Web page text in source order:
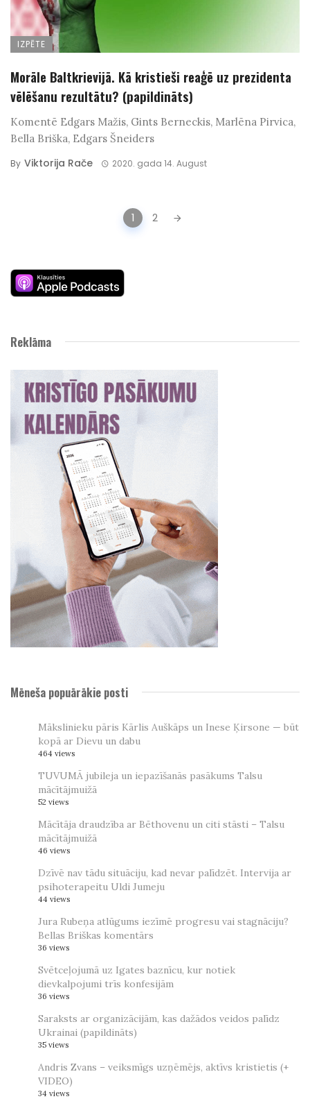
IZPĒTE
Morāle Baltkrievijā. Kā kristieši reaģē uz prezidenta
vēlēšanu rezultātu? (papildināts)
Komentē Edgars Mažis, Gints Berneckis, Marlēna Pirvica,
Bella Briška, Edgars Šneiders
By Viktorija Rače 2020. gada 14. August
1 2
Reklāma
Mēneša popuārākie posti
Mākslinieku pāris Kārlis Auškāps un Inese Ķirsone — būt
kopā ar Dievu un dabu
464 views
TUVUMĀ jubileja un iepazīšanās pasākums Talsu
mācītājmuižā
52 views
Mācītāja draudzība ar Bēthovenu un citi stāsti – Talsu
mācītājmuižā
46 views
Dzīvē nav tādu situāciju, kad nevar palīdzēt. Intervija ar
psihoterapeitu Uldi Jumeju
44 views
Jura Rubeņa atlūgums iezīmē progresu vai stagnāciju?
Bellas Briškas komentārs
36 views
Svētceļojumā uz Igates baznīcu, kur notiek
dievkalpojumi trīs konfesijām
36 views
Saraksts ar organizācijām, kas dažādos veidos palīdz
Ukrainai (papildināts)
35 views
Andris Zvans – veiksmīgs uzņēmējs, aktīvs kristietis (+
VIDEO)
34 views